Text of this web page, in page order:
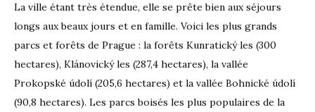
La ville étant très étendue, elle se prête bien aux séjours
longs aux beaux jours et en famille. Voici les plus grands
parcs et forêts de Prague : la forêts Kunratický les (300
hectares), Klánovický les (287,4 hectares), la vallée
Prokopské údolí (205,6 hectares) et la vallée Bohnické údolí
(90,8 hectares). Les parcs boisés les plus populaires de la